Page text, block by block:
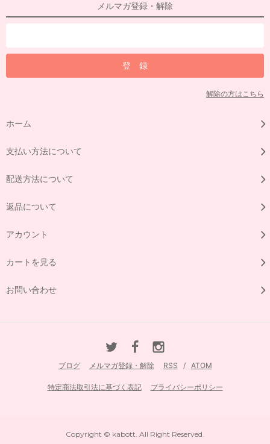
メルマガ登録・解除
解除の方はこちら
ホーム
支払い方法について
配送方法について
返品について
アカウント
カートを見る
お問い合わせ
ブログ メルマガ登録・解除 RSS / ATOM
特定商法取引法に基づく表記 プライバシーポリシー
Copyright © kabott. All Right Reserved.